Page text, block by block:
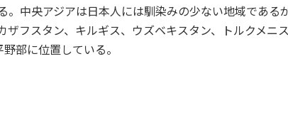
。中央アジアは日本人には馴染みの少ない地域であ
ザフスタン、キルギス、ウズベキスタン、トルクメ
部に位置している。